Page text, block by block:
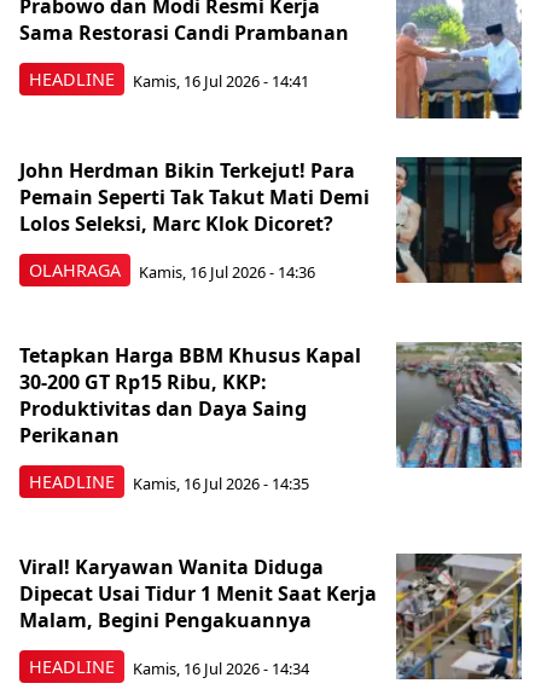
HEADLINE
Prabowo dan Modi Resmi Kerja
Sama Restorasi Candi Prambanan
Kamis, 16 Jul 2026 - 14:41
OLAHRAGA
John Herdman Bikin Terkejut! Para
Pemain Seperti Tak Takut Mati Demi
Lolos Seleksi, Marc Klok Dicoret?
Kamis, 16 Jul 2026 - 14:36
HEADLINE
Tetapkan Harga BBM Khusus Kapal
30-200 GT Rp15 Ribu, KKP:
Produktivitas dan Daya Saing
Perikanan
Kamis, 16 Jul 2026 - 14:35
HEADLINE
Viral! Karyawan Wanita Diduga
Dipecat Usai Tidur 1 Menit Saat Kerja
Malam, Begini Pengakuannya
Kamis, 16 Jul 2026 - 14:34